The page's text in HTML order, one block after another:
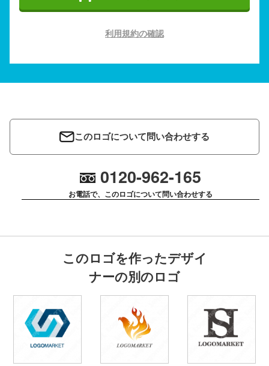
利用規約の確認
このロゴについて問い合わせする
0120-962-165
お電話で、このロゴについて問い合わせする
このロゴを作ったデザイ
ナーの別のロゴ